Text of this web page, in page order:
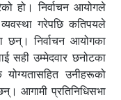
हो। निर्वाचन आयोगले
गरेपछि कतिपयले
निर्वाचन आयोगका
सही उम्मेदवार छनोटका
उनीहरूको
आगामी प्रतिनिधिसभा